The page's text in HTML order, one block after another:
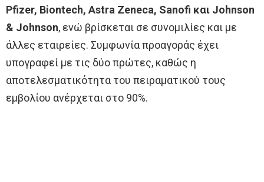
Pfizer, Biontech, Astra Zeneca, Sanofi και Johnson
& Johnson, ενώ βρίσκεται σε συνομιλίες και με
άλλες εταιρείες. Συμφωνία προαγοράς έχει
υπογραφεί με τις δύο πρώτες, καθώς η
αποτελεσματικότητα του πειραματικού τους
εμβολίου ανέρχεται στο 90%.